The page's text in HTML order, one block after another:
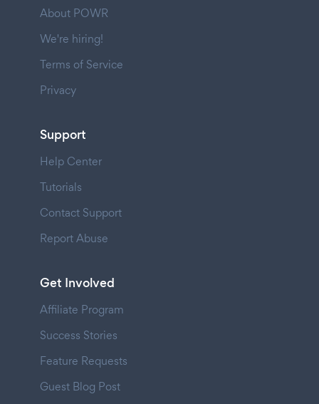
About POWR
We're hiring!
Terms of Service
Privacy
Support
Help Center
Tutorials
Contact Support
Report Abuse
Get Involved
Affiliate Program
Success Stories
Feature Requests
Guest Blog Post